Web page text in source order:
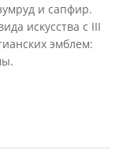
и сапфир.
искусства с III
эмблем: